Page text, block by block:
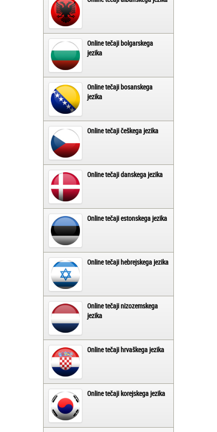
Online tečaji bolgarskega
jezika
Online tečaji bosanskega
jezika
Online tečaji češkega jezika
Online tečaji danskega jezika
Online tečaji estonskega jezika
Online tečaji hebrejskega jezika
Online tečaji nizozemskega
jezika
Online tečaji hrvaškega jezika
Online tečaji korejskega jezika